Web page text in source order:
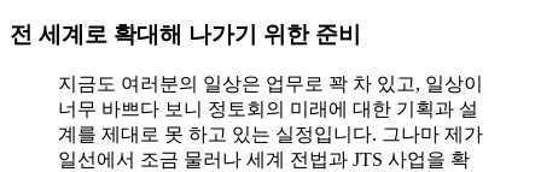
전 세계로 확대해 나가기 위한 준비
지금도 여러분의 일상은 업무로 꽉 차 있고, 일상이
너무 바쁘다 보니 정토회의 미래에 대한 기획과 설
계를 제대로 못 하고 있는 실정입니다. 그나마 제가
일선에서 조금 물러나 세계 전법과 JTS 사업을 확